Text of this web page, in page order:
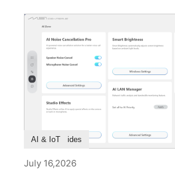
Buying Guides
AI & IoT
July 16,2026